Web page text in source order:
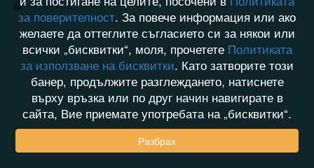
Активност
за поверителност. За повече информация или ако
желаете да оттеглите съгласието си за някои или
всички „бисквитки“, моля, прочетете Политиката
за използване на бисквитки. Като затворите този
банер, продължите разглеждането, натиснете
върху връзка или по друг начин навигирате в
сайта, Вие приемате употребата на „бисквитки“.
Разбрах